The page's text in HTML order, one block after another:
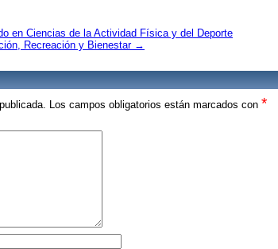
en Ciencias de la Actividad Física y del Deporte
Recreación y Bienestar →
Los campos obligatorios están marcados con *